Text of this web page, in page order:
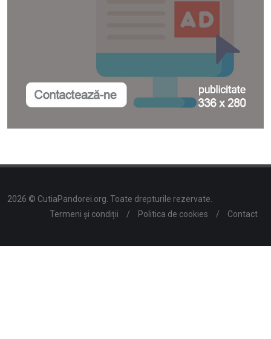
2026 © CutiaPandorei.org. Toate drepturile rezervate.
Termeni și condiții
/ Politica de cookies / Contact